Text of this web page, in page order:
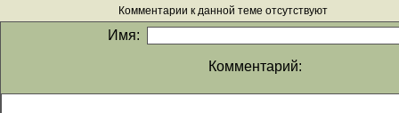
Комментарии к данной теме отсутствуют
Имя:
Комментарий: